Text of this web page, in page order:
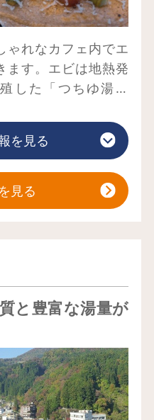
ゃれなカフェ内でエ
ます。エビは地熱発
した「つちゆ湯愛
きにして食べること
から子どもまで夢中
止している場合もご
ください。
を見る
見る
と豊富な湯量が